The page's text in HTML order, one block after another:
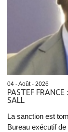
04 - Août - 2026
PASTEF FRANCE
SALL
La sanction est
Bureau exécutif